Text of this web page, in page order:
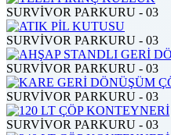
SURVİVOR PARKURU - 03
SURVİVOR PARKURU - 03
SURVİVOR PARKURU - 03
SURVİVOR PARKURU - 03
SURVİVOR PARKURU - 03